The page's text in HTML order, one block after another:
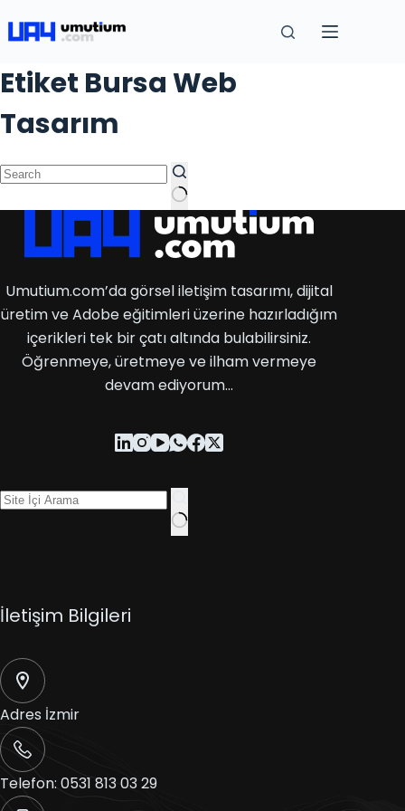
Etiket Bursa Web
Tasarım
Umutium.com’da görsel iletişim tasarımı, dijital
üretim ve Adobe eğitimleri üzerine hazırladığım
içerikleri tek bir çatı altında bulabilirsiniz.
Öğrenmeye, üretmeye ve ilham vermeye
devam ediyorum…
İletişim Bilgileri
Adres İzmir
Telefon:0531 813 03 29